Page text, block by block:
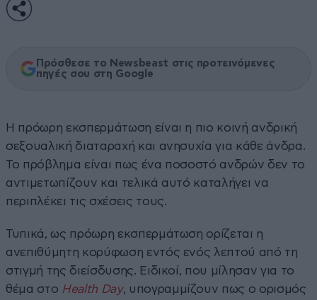
Πρόσθεσε το Newsbeast στις προτεινόμενες
πηγές σου στη Google
Η πρόωρη εκσπερμάτωση είναι η πιο κοινή ανδρική
σεξουαλική διαταραχή και ανησυχία για κάθε άνδρα.
Το πρόβλημα είναι πως ένα ποσοστό ανδρών δεν το
αντιμετωπίζουν και τελικά αυτό καταλήγει να
περιπλέκει τις σχέσεις τους.
Τυπικά, ως πρόωρη εκσπερμάτωση ορίζεται η
ανεπιθύμητη κορύφωση εντός ενός λεπτού από τη
στιγμή της διείσδυσης. Ειδικοί, που μίλησαν για το
θέμα στο Health Day, υπογραμμίζουν πως ο ορισμός